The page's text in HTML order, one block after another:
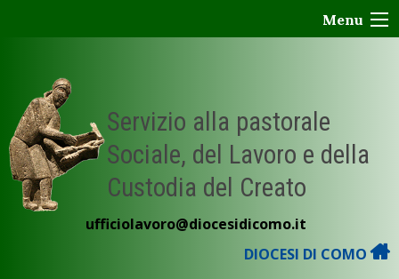
Menu
Servizio alla pastorale
Sociale, del Lavoro e della
Custodia del Creato
ufficiolavoro@diocesidicomo.it
DIOCESI DI COMO